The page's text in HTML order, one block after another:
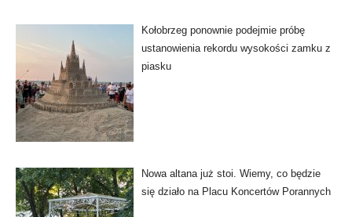
Kołobrzeg ponownie podejmie próbę
ustanowienia rekordu wysokości zamku z
piasku
Nowa altana już stoi. Wiemy, co będzie
się działo na Placu Koncertów Porannych